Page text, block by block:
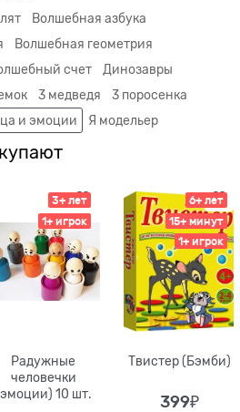
Волшебная азбука
Волшебная геометрия
счет
Динозавры
3 медведя
3 поросенка
и эмоции Я модельер
3+ лет
1+ игрок
Радужные
человечки
10 шт.
6+ лет
15+ минут
1+ игрок
Твистер (Бэмби)
399₽